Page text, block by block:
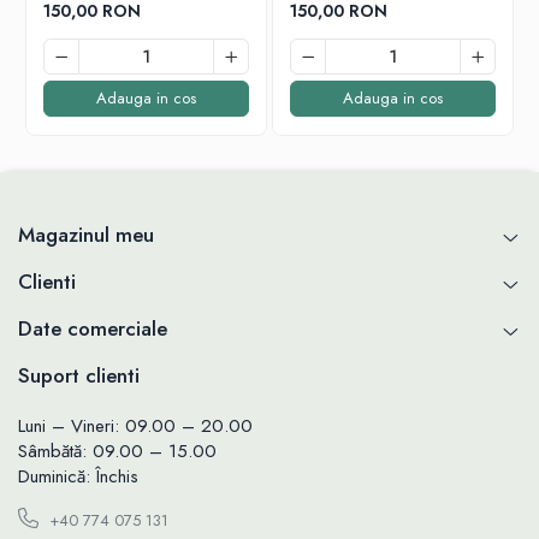
150,00 RON
Adauga in cos
150,00 RON
Adauga in cos
Magazinul meu
Clienti
Date comerciale
Suport clienti
Luni – Vineri: 09.00 – 20.00
Sâmbătă: 09.00 – 15.00
Duminică: Închis
+40 774 075 131